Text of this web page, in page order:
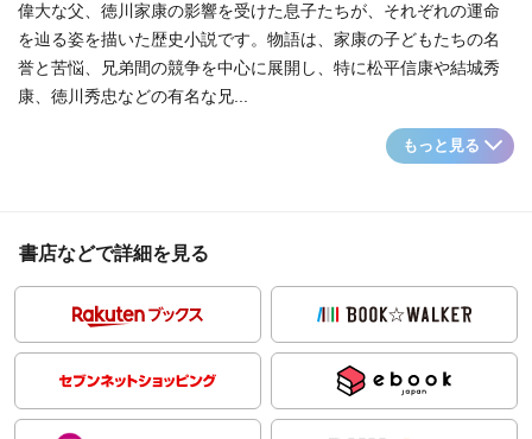
偉大な父、徳川家康の影響を受けた息子たちが、それぞれの運命
を辿る姿を描いた歴史小説です。物語は、家康の子どもたちの名
誉と苦悩、兄弟間の競争を中心に展開し、特に松平信康や結城秀
康、徳川秀忠などの有名な兄...
もっと見る
書店などで詳細を見る